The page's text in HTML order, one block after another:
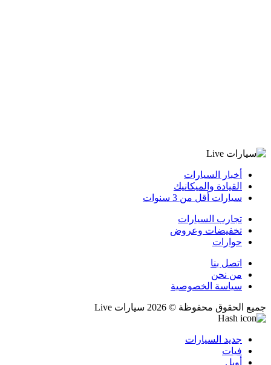
أخبار السيارات
القيادة والميكانيك
سيارات أقل من 3 سنوات
تجارب السيارات
تخفيضات وعروض
حوارات
اتصل بنا
من نحن
سياسة الخصوصية
جميع الحقوق محفوظة © 2026 سيارات Live
جديد السيارات
فيات
أوبل